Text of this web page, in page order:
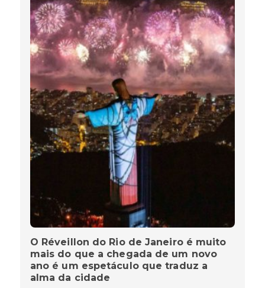
O Réveillon do Rio de Janeiro é muito
mais do que a chegada de um novo
ano é um espetáculo que traduz a
alma da cidade